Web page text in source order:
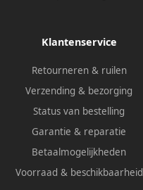
Klantenservice
Retourneren & ruilen
Verzending & bezorging
Status van bestelling
Garantie & reparatie
Betaalmogelijkheden
Voorraad & beschikbaarheid